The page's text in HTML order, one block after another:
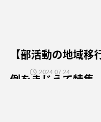
【部活動の地域
例をまじえて特集
2024.07.24